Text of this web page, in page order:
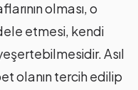
olması, o
etmesi, kendi
Asıl
olanın tercih edilip